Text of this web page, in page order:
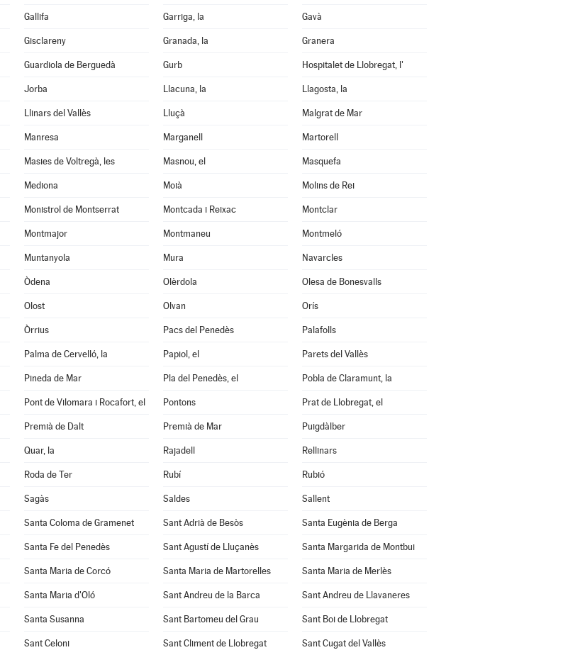
Gallifa Garriga, la Gavà
Gisclareny Granada, la Granera
Guardiola de Berguedà Gurb Hospitalet de Llobregat, l'
Jorba Llacuna, la Llagosta, la
Llinars del Vallès Lluçà Malgrat de Mar
Manresa Marganell Martorell
Masies de Voltregà, les Masnou, el Masquefa
Mediona Moià Molins de Rei
Monistrol de Montserrat Montcada i Reixac Montclar
Montmajor Montmaneu Montmeló
Muntanyola Mura Navarcles
Òdena Olèrdola Olesa de Bonesvalls
Olost Olvan Orís
Òrrius Pacs del Penedès Palafolls
Palma de Cervelló, la Papiol, el Parets del Vallès
Pineda de Mar Pla del Penedès, el Pobla de Claramunt, la
Pont de Vilomara i Rocafort, el Pontons Prat de Llobregat, el
Premià de Dalt Premià de Mar Puigdàlber
Quar, la Rajadell Rellinars
Roda de Ter Rubí Rubió
Sagàs Saldes Sallent
Santa Coloma de Gramenet Sant Adrià de Besòs Santa Eugènia de Berga
Santa Fe del Penedès Sant Agustí de Lluçanès Santa Margarida de Montbui
Santa Maria de Corcó Santa Maria de Martorelles Santa Maria de Merlès
Santa Maria d'Oló Sant Andreu de la Barca Sant Andreu de Llavaneres
Santa Susanna Sant Bartomeu del Grau Sant Boi de Llobregat
Sant Celoni Sant Climent de Llobregat Sant Cugat del Vallès